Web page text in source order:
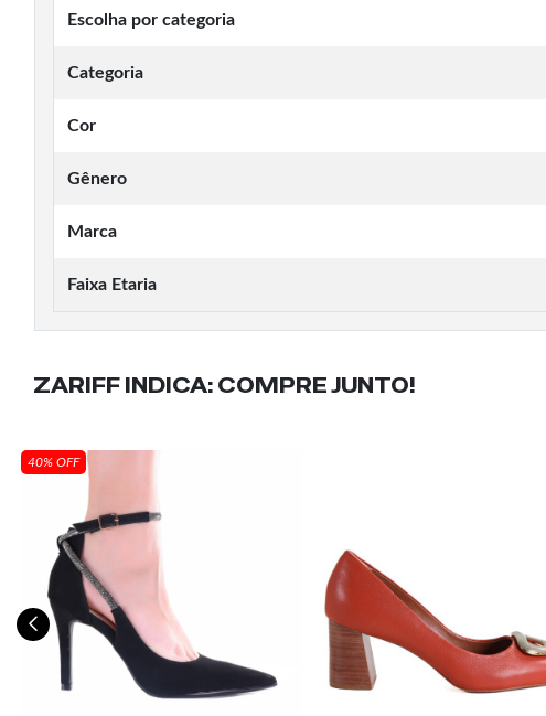
Escolha por categoria
Categoria
Cor
Gênero
Marca
Faixa Etaria
ZARIFF INDICA: COMPRE JUNTO!
40% OFF